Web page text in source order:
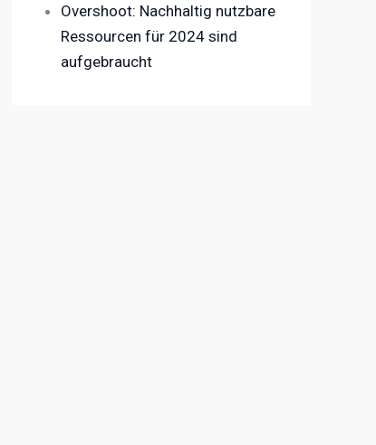
Overshoot: Nachhaltig nutzbare
Ressourcen für 2024 sind
aufgebraucht